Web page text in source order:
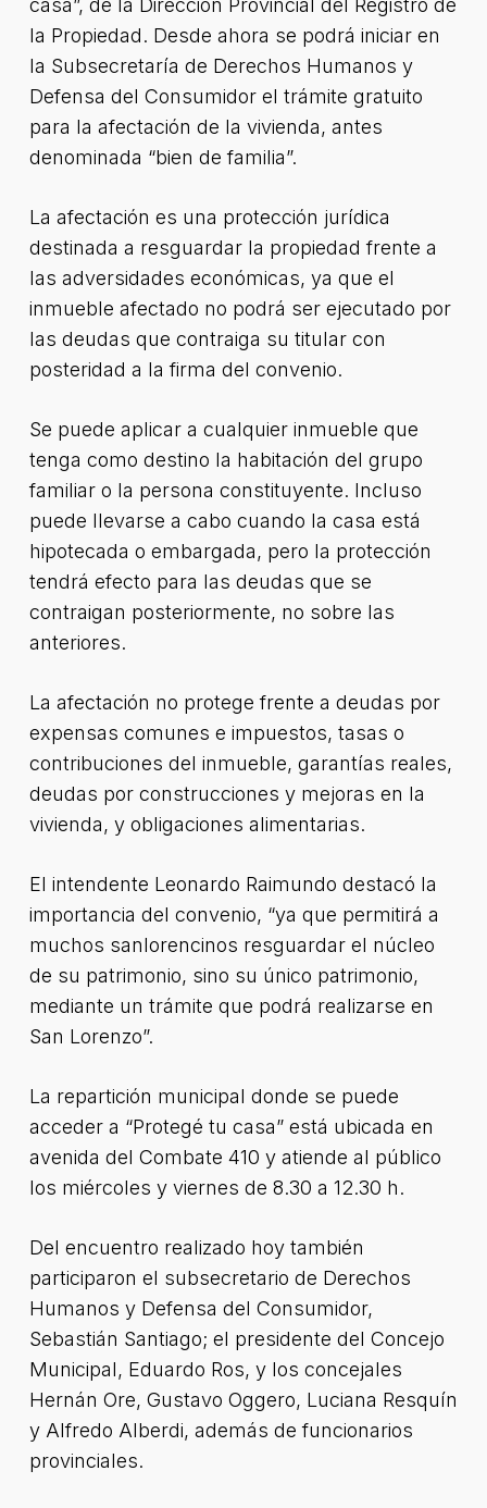
casa”, de la Dirección Provincial del Registro de
la Propiedad. Desde ahora se podrá iniciar en
la Subsecretaría de Derechos Humanos y
Defensa del Consumidor el trámite gratuito
para la afectación de la vivienda, antes
denominada “bien de familia”.
La afectación es una protección jurídica
destinada a resguardar la propiedad frente a
las adversidades económicas, ya que el
inmueble afectado no podrá ser ejecutado por
las deudas que contraiga su titular con
posteridad a la firma del convenio.
Se puede aplicar a cualquier inmueble que
tenga como destino la habitación del grupo
familiar o la persona constituyente. Incluso
puede llevarse a cabo cuando la casa está
hipotecada o embargada, pero la protección
tendrá efecto para las deudas que se
contraigan posteriormente, no sobre las
anteriores.
La afectación no protege frente a deudas por
expensas comunes e impuestos, tasas o
contribuciones del inmueble, garantías reales,
deudas por construcciones y mejoras en la
vivienda, y obligaciones alimentarias.
El intendente Leonardo Raimundo destacó la
importancia del convenio, “ya que permitirá a
muchos sanlorencinos resguardar el núcleo
de su patrimonio, sino su único patrimonio,
mediante un trámite que podrá realizarse en
San Lorenzo”.
La repartición municipal donde se puede
acceder a “Protegé tu casa” está ubicada en
avenida del Combate 410 y atiende al público
los miércoles y viernes de 8.30 a 12.30 h.
Del encuentro realizado hoy también
participaron el subsecretario de Derechos
Humanos y Defensa del Consumidor,
Sebastián Santiago; el presidente del Concejo
Municipal, Eduardo Ros, y los concejales
Hernán Ore, Gustavo Oggero, Luciana Resquín
y Alfredo Alberdi, además de funcionarios
provinciales.